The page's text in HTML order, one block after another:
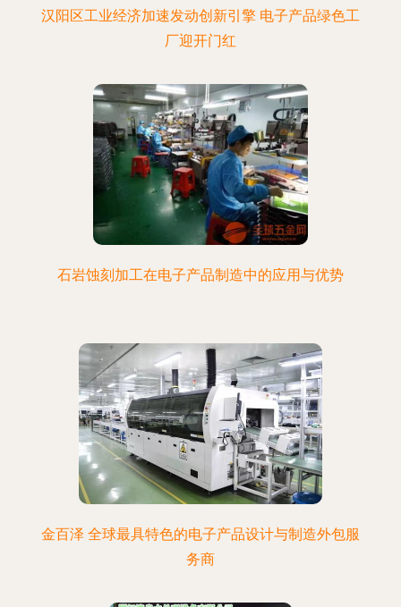
汉阳区工业经济加速发动创新引擎 电子产品绿色工
厂迎开门红
石岩蚀刻加工在电子产品制造中的应用与优势
金百泽 全球最具特色的电子产品设计与制造外包服
务商